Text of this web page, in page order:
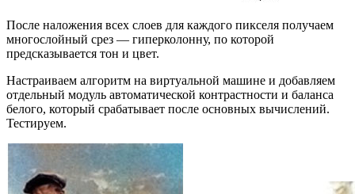
После наложения всех слоев для каждого пикселя получаем
многослойный срез — гиперколонну, по которой
предсказывается тон и цвет.
Настраиваем алгоритм на виртуальной машине и добавляем
отдельный модуль автоматической контрастности и баланса
белого, который срабатывает после основных вычислений.
Тестируем.